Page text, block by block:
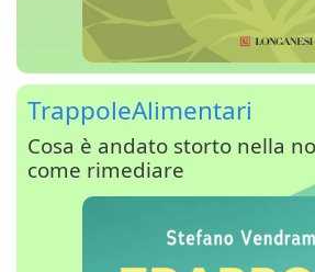
TrappoleAlimentari
Cosa è andato storto nella
come rimediare